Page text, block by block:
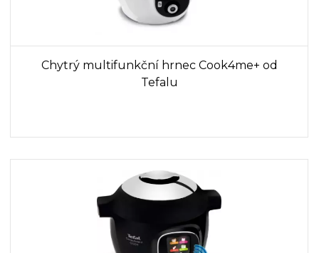
Chytrý multifunkční hrnec Cook4me+ od
Tefalu